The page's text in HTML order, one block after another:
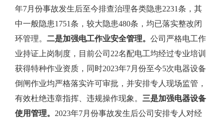
年7月份事故发生后至今排查治理各类隐患2231条，其
中一般隐患1751条，较大隐患480条，均已落实整改闭
环管理。 二是加强电工作业安全管理。 公司严格电工作
业持证上岗制度，目前公司 22名配电工均经过专业培训
获得特种作业资质，同时2023年7月份至今5次电器设备
倒闸作业均严格落实许可审批，并安排专人现场监管，
有效杜绝违章指挥、违规操作现象。 三是加强电器设备
使用管理。 2023年7月份事故发生后公司安排专人对经